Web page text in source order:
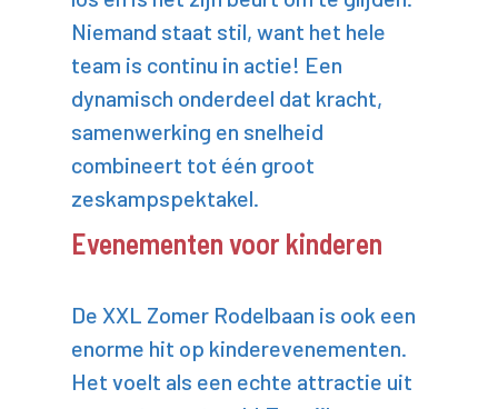
Niemand staat stil, want het hele
team is continu in actie! Een
dynamisch onderdeel dat kracht,
samenwerking en snelheid
combineert tot één groot
zeskampspektakel.
Evenementen voor kinderen
De XXL Zomer Rodelbaan is ook een
enorme hit op kinderevenementen.
Het voelt als een echte attractie uit